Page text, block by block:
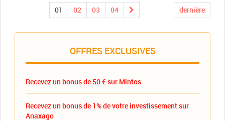
01 02 03 04 dernière
OFFRES EXCLUSIVES
Recevez un bonus de 50 € sur Mintos
Recevez un bonus de 1% de votre investissement sur
Anaxago